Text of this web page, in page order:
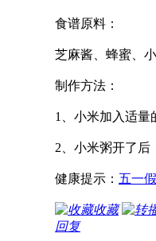
食谱原料：
芝麻酱、蜂蜜、小
制作方法：
1、小米加入适量
2、小米粥开了后
健康提示： 五一
收藏
回复